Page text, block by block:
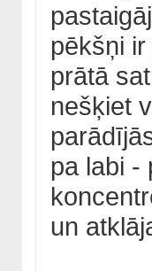
pēkšņi
prātā
nešķiet
pa labi -
un